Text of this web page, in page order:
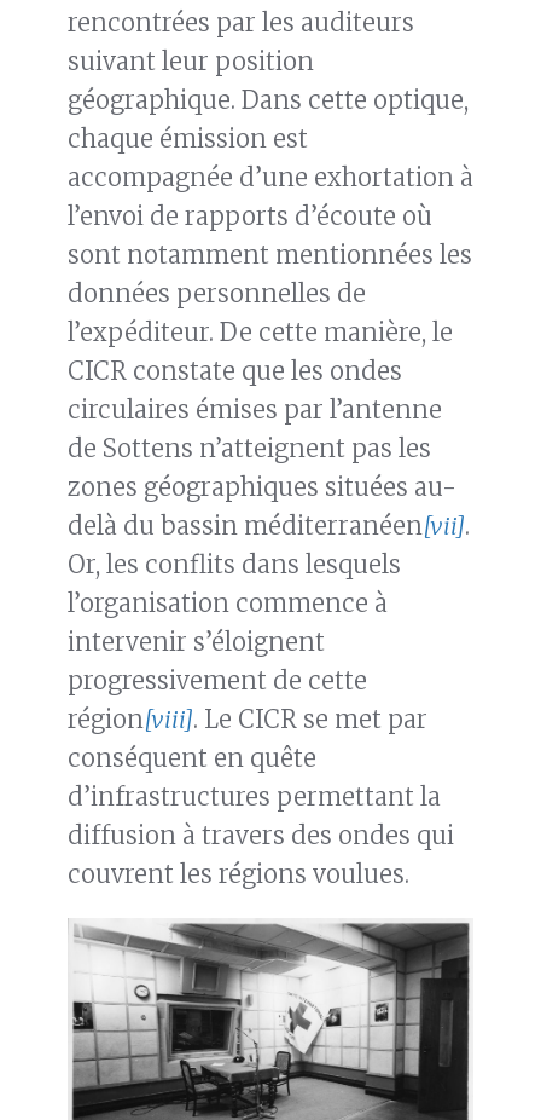
rencontrées par les auditeurs
suivant leur position
géographique. Dans cette optique,
chaque émission est
accompagnée d’une exhortation à
l’envoi de rapports d’écoute où
sont notamment mentionnées les
données personnelles de
l’expéditeur. De cette manière, le
CICR constate que les ondes
circulaires émises par l’antenne
de Sottens n’atteignent pas les
zones géographiques situées au-
delà du bassin méditerranéen[vii].
Or, les conflits dans lesquels
l’organisation commence à
intervenir s’éloignent
progressivement de cette
région[viii]. Le CICR se met par
conséquent en quête
d’infrastructures permettant la
diffusion à travers des ondes qui
couvrent les régions voulues.